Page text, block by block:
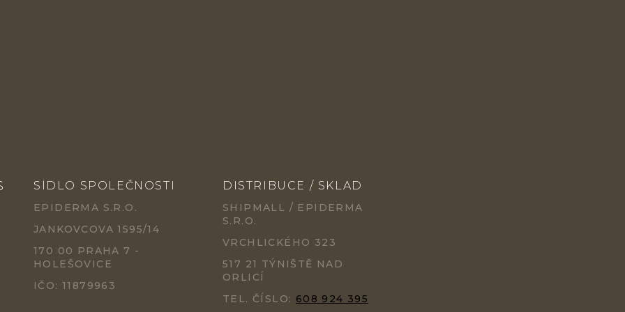
SÍDLO SPOLEČNOSTI
EPIDERMA S.R.O.
JANKOVCOVA 1595/14
170 00 PRAHA 7 -
HOLEŠOVICE
IČO: 11879963
DISTRIBUCE / SKLAD
SHIPMALL / EPIDERMA
S.R.O.
VRCHLICKÉHO 323
517 21 TÝNIŠTĚ NAD
ORLICÍ
TEL. ČÍSLO: 608 924 395